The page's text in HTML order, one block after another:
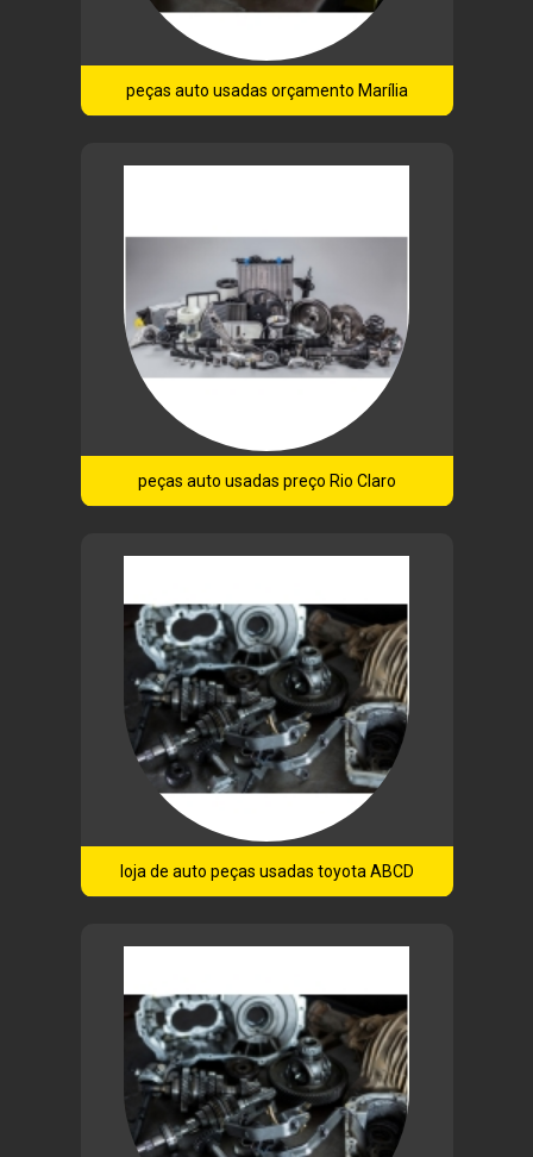
peças auto usadas orçamento Marília
peças auto usadas preço Rio Claro
loja de auto peças usadas toyota ABCD